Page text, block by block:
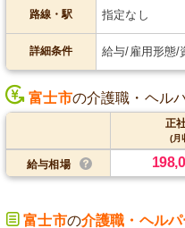
路線・駅 指定なし
詳細条件 給与/雇用形態/
富士市の介護職・ヘル
正
(月
給与相場
富士市の介護職・ヘルパ